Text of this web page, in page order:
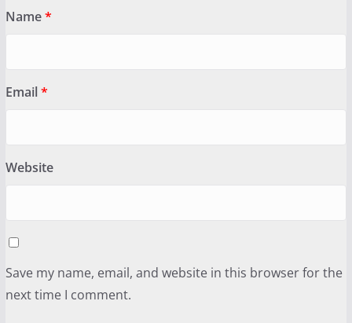
Name*
Email*
Website
Save my name, email, and website in this browser for the
next time I comment.